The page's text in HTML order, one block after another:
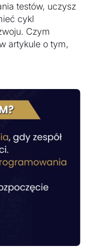
testów, uczysz
cykl
Czym
artykule o tym,